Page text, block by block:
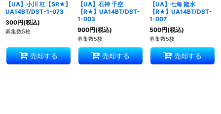
【UA】小川 杠【SR★】
UA14BT/DST-1-073
300円(税込)
募集数5枚
売却する
【UA】石神 千空
【R★】UA14BT/DST-
1-003
900円(税込)
募集数5枚
売却する
【UA】七海 龍水
【R★】UA14BT/DST-
1-007
500円(税込)
募集数5枚
売却する